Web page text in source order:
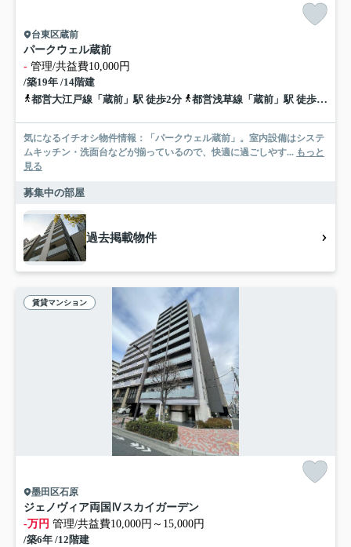
台東区蔵前
パークウェル蔵前
- 管理/共益費10,000円
/築19年 /14階建
都営大江戸線「蔵前」駅 徒歩2分
都営浅草線「蔵前」駅 徒歩2分
気になるイチオシ物件情報：「パークウェル蔵前」。室内設備はシステ
ムキッチン・洗面台などが揃っているので、快適に過ごしやす... もっと
見る
募集中の部屋
過去掲載物件
賃貸マンション
墨田区石原
ジェノヴィア両国Ⅳスカイガーデン
-万円 管理/共益費10,000円～15,000円
/築6年 /12階建